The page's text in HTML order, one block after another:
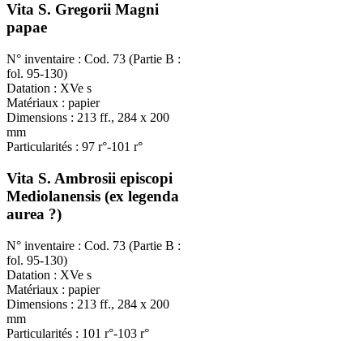
Vita S. Gregorii Magni
papae
N° inventaire : Cod. 73 (Partie B :
fol. 95-130)
Datation : XVe s
Matériaux : papier
Dimensions : 213 ff., 284 x 200
mm
Particularités : 97 r°-101 r°
Vita S. Ambrosii episcopi
Mediolanensis (ex legenda
aurea ?)
N° inventaire : Cod. 73 (Partie B :
fol. 95-130)
Datation : XVe s
Matériaux : papier
Dimensions : 213 ff., 284 x 200
mm
Particularités : 101 r°-103 r°